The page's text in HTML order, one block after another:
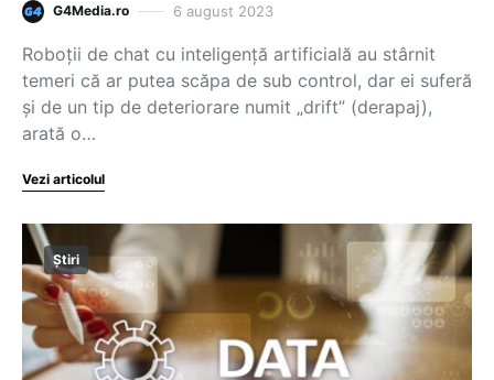
G4Media.ro 6 august 2023
Roboții de chat cu inteligență artificială au stârnit
temeri că ar putea scăpa de sub control, dar ei suferă
și de un tip de deteriorare numit „drift” (derapaj),
arată o…
Vezi articolul
Știri